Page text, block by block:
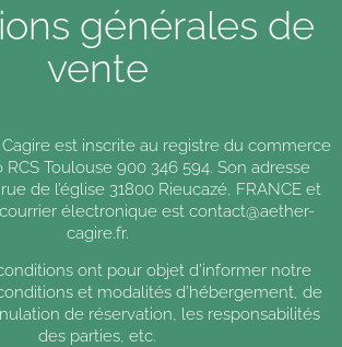
générales de
vente
est inscrite au registre du commerce
Toulouse 900 346 594. Son adresse
de l’église 31800 Rieucazé, FRANCE et
électronique est contact@aether-
cagire.fr.
ont pour objet d’informer notre
et modalités d’hébergement, de
de réservation, les responsabilités
des parties, etc.